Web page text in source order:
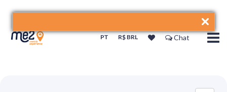
PT R$ BRL Chat